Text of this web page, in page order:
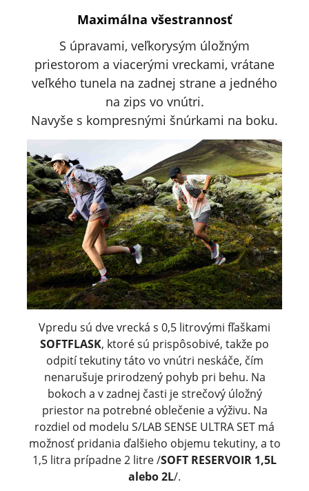
Maximálna všestrannosť
S úpravami, veľkorysým úložným
priestorom a viacerými vreckami, vrátane
veľkého tunela na zadnej strane a jedného
na zips vo vnútri.
Navyše s kompresnými šnúrkami na boku.
Vpredu sú dve vrecká s 0,5 litrovými fľaškami
SOFTFLASK, ktoré sú prispôsobivé, takže po
odpití tekutiny táto vo vnútri neskáče, čím
nenarušuje prirodzený pohyb pri behu. Na
bokoch a v zadnej časti je strečový úložný
priestor na potrebné oblečenie a výživu. Na
rozdiel od modelu S/LAB SENSE ULTRA SET má
možnosť pridania ďalšieho objemu tekutiny, a to
1,5 litra prípadne 2 litre /SOFT RESERVOIR 1,5L
alebo 2L/.